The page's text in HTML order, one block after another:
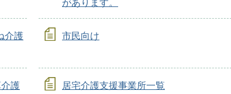
があります。
介護
市民向け
護
居宅介護支援事業所一覧